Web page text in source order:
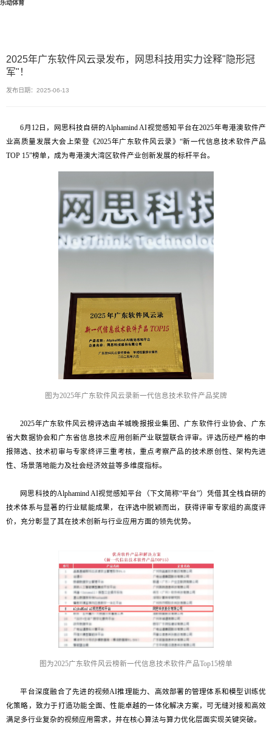
乐动体育
2025年广东软件风云录发布，网思科技用实力诠释"隐形冠
军"！
发布日期：2025-06-13
6月12日，网思科技自研的Alphamind AI视觉感知平台在2025年粤港澳软件产
业高质量发展大会上荣登《2025年广东软件风云录》“新一代信息技术软件产品
TOP 15”榜单，成为粤港澳大湾区软件产业创新发展的标杆平台。
图为2025年广东软件风云录新一代信息技术软件产品奖牌
2025年广东软件风云榜评选由羊城晚报报业集团、广东软件行业协会、广东
省大数据协会和广东省信息技术应用创新产业联盟联合评审。评选历经严格的申
报筛选、技术初审与专家终评三重考核，重点考察产品的技术原创性、架构先进
性、场景落地能力及社会经济效益等多维度指标。
网思科技的Alphamind AI视觉感知平台（下文简称“平台”）凭借其全栈自研的
技术体系与显著的行业赋能成果，在评选中脱颖而出，获得评审专家组的高度评
价，充分彰显了其在技术创新与行业应用方面的领先优势。
图为2025广东软件风云榜新一代信息技术软件产品Top15榜单
平台深度融合了先进的视频AI推理能力、高效部署的管理体系和模型训练优
化策略，致力于打造功能全面、性能卓越的一体化解决方案，可无缝对接和高效
满足多行业复杂的视频应用需求，并在核心算法与算力优化层面实现关键突破。